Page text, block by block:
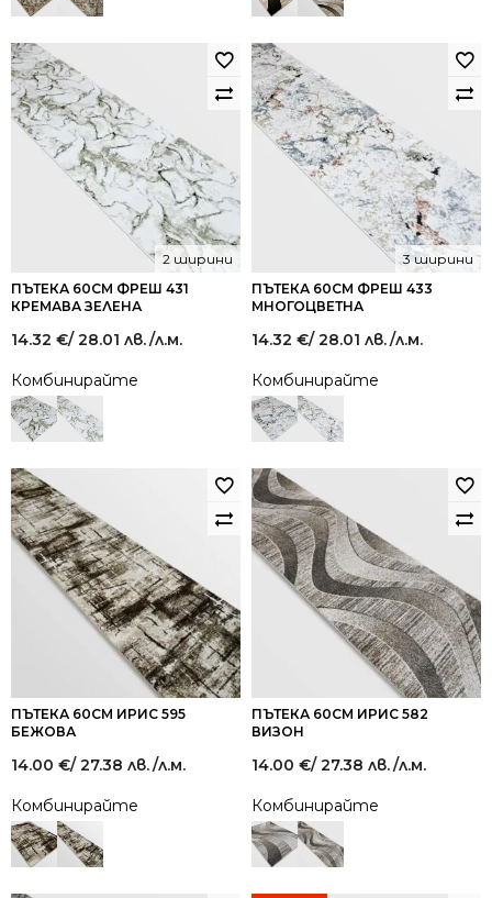
ПЪТЕКА 60СМ ФРЕШ 431
КРЕМАВА ЗЕЛЕНА
2 ширини
14.32 €/ 28.01 лв./л.м.
Комбинирайте
ПЪТЕКА 60СМ ФРЕШ 433
МНОГОЦВЕТНА
3 ширини
14.32 €/ 28.01 лв./л.м.
Комбинирайте
ПЪТЕКА 60СМ ИРИС 595
БЕЖОВА
14.00 €/ 27.38 лв./л.м.
Комбинирайте
ПЪТЕКА 60СМ ИРИС 582
ВИЗОН
14.00 €/ 27.38 лв./л.м.
Комбинирайте